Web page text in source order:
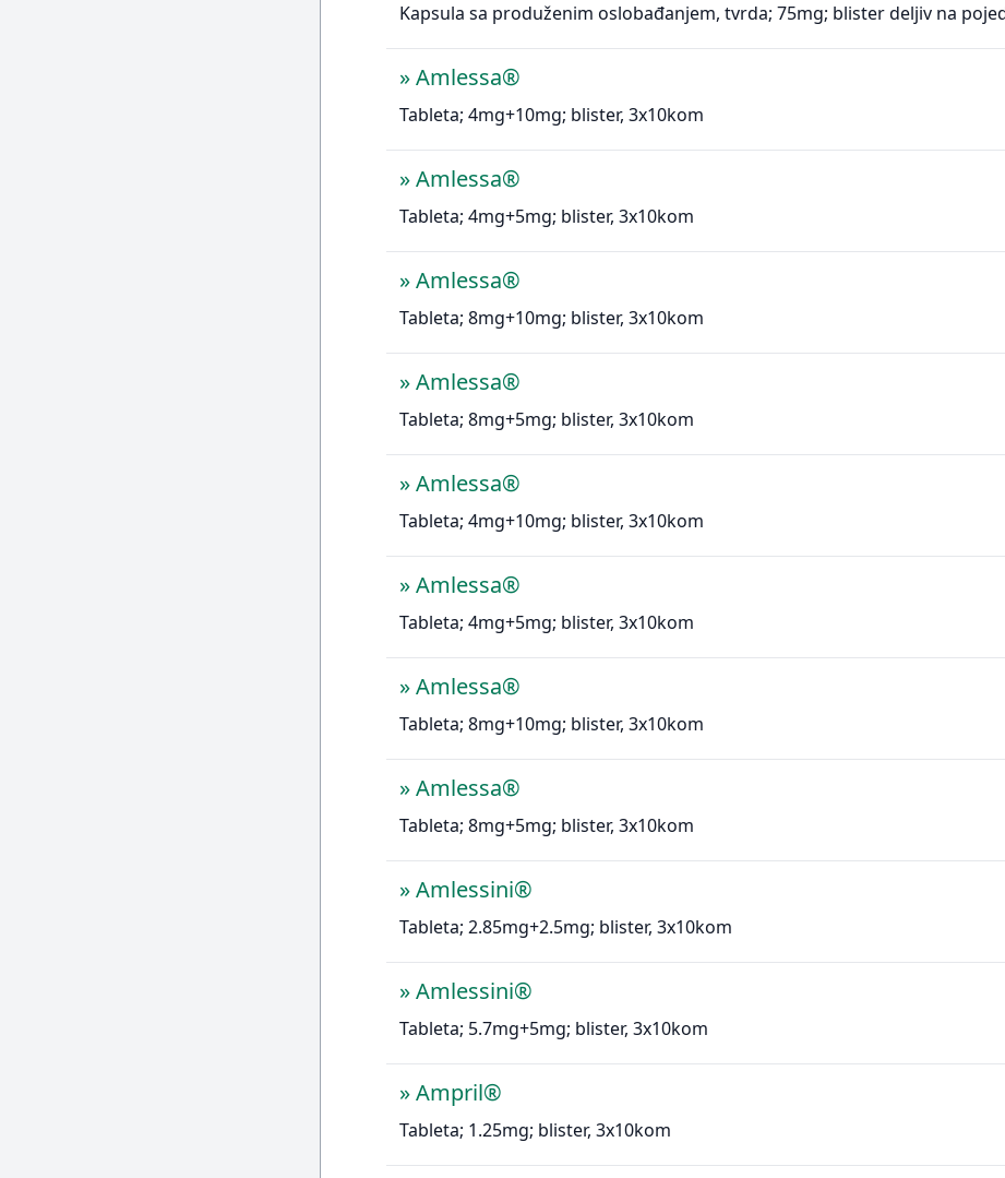
Kapsula sa produženim oslobađanjem, tvrda; 75mg; blister deljiv na
»Amlessa®
Tableta; 4mg+10mg; blister, 3x10kom
»Amlessa®
Tableta; 4mg+5mg; blister, 3x10kom
»Amlessa®
Tableta; 8mg+10mg; blister, 3x10kom
»Amlessa®
Tableta; 8mg+5mg; blister, 3x10kom
»Amlessa®
Tableta; 4mg+10mg; blister, 3x10kom
»Amlessa®
Tableta; 4mg+5mg; blister, 3x10kom
»Amlessa®
Tableta; 8mg+10mg; blister, 3x10kom
»Amlessa®
Tableta; 8mg+5mg; blister, 3x10kom
»Amlessini®
Tableta; 2.85mg+2.5mg; blister, 3x10kom
»Amlessini®
Tableta; 5.7mg+5mg; blister, 3x10kom
»Ampril®
Tableta; 1.25mg; blister, 3x10kom